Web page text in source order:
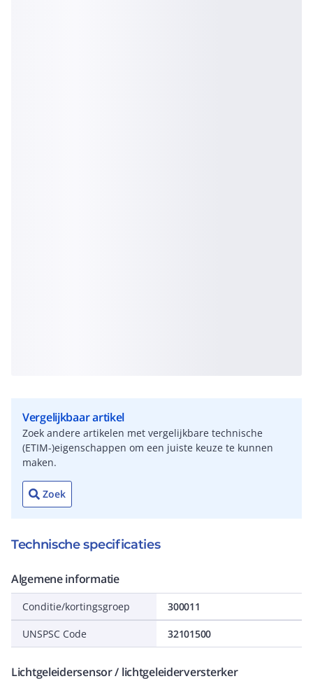
Vergelijkbaar artikel
Zoek andere artikelen met vergelijkbare technische
(ETIM-)eigenschappen om een juiste keuze te kunnen
maken.
Zoek
Technische specificaties
Algemene informatie
Conditie/kortingsgroep 300011
UNSPSC Code 32101500
Lichtgeleidersensor / lichtgeleiderversterker